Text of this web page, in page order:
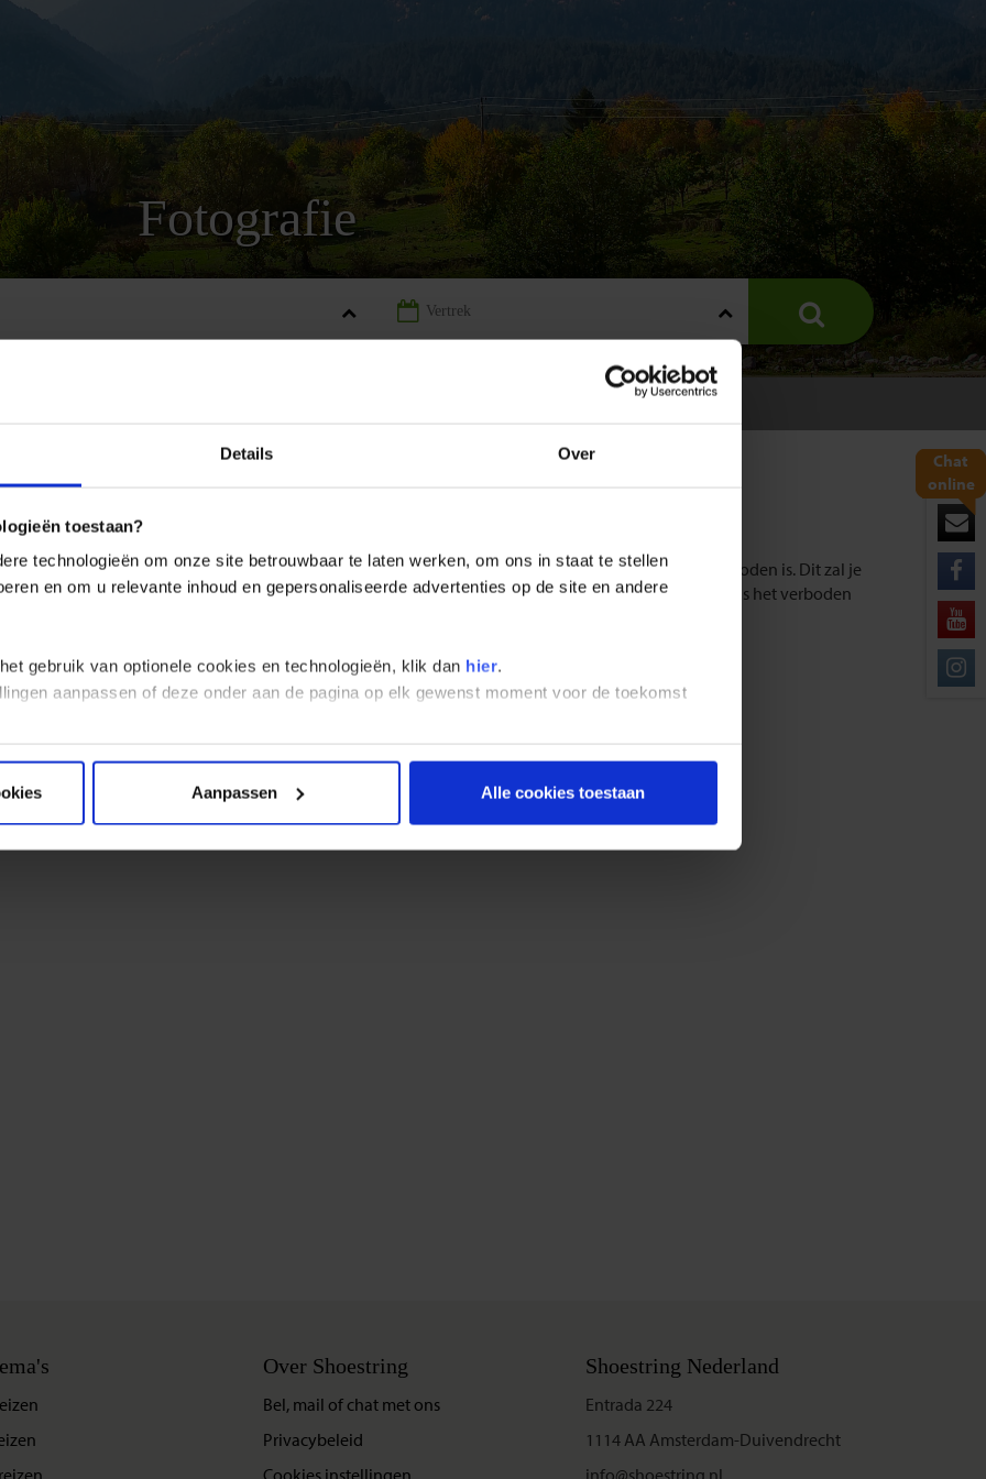
Details Over
toestaan?
technologieën om onze site betrouwbaar te laten werken, om ons in staat te stellen
en om u relevante inhoud en gepersonaliseerde advertenties op de site en andere
gebruik van optionele cookies en technologieën, klik dan hier.
aanpassen of deze onder aan de pagina op elk gewenst moment voor de toekomst
Aanpassen Alle cookies toestaan
Chat
online
Fotografie
Bulgarije
is het meestal geen probleem om te fotograferen, tenzij er duidelijk staat aangegeven dat dit verboden is. Dit zal je
kloosters en kerken tegenkomen. Muurschilderingen zijn namelijk vaak gevoelig voor flitslicht. Ook is het verboden
wilt fotograferen, vraag dan altijd eerst netjes om hun toestemming.
Over Shoestring
Bel, mail of chat met ons
Privacybeleid
Cookies instellingen
Shoestring Nederland
Entrada 224
1114 AA Amsterdam-Duivendrecht
info@shoestring.nl